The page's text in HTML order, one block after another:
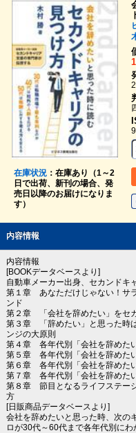
在庫状況：在庫あり（1～2
日で出荷、新刊の場合、発
売日以降のお届けになりま
す）
内容情報
内容情報
[BOOKデータベースより]
自動車メーカー出身、セカンドキ
第１章 あなただけじゃない！サ
ンド
第２章 「会社を辞めたい」をセ
第３章 「辞めたい」と思った時
ンジの大原則
第４章 各年代別「会社を辞めた
第５章 各年代別「会社を辞めた
第６章 各年代別「会社を辞めた
第７章 各年代別「会社を辞めた
第８章 節目となるライフステー
方
[日販商品データベースより]
会社を辞めたいと思った時、次の
ロが30代～60代まで各年代別にわ